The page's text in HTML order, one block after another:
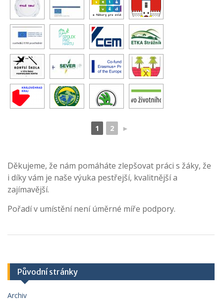
1 2 ►
Děkujeme, že nám pomáháte zlepšovat práci s žáky, že
i díky vám je naše výuka pestřejší, kvalitnější a
zajímavější.
Pořadí v umístění není úměrné míře podpory.
Původní stránky
Archiv